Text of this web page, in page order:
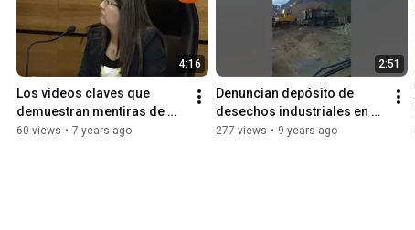
4:16
Los videos claves que
demuestran mentiras de
carabineros en el homicidio
60 views • 7 years ago
2:51
Denuncian depósito de
desechos industriales en
relleno sanitario de
277 views • 9 years ago